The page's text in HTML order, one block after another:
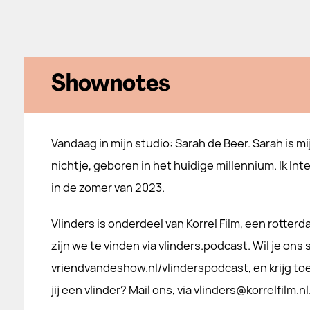
Shownotes
Vandaag in mijn studio: Sarah de Beer. Sarah is
nichtje, geboren in het huidige millennium. Ik
in de zomer van 2023.
Vlinders is onderdeel van Korrel Film, een
zijn we te vinden via vlinders.podcast. Wil je ons
vriendvandeshow.nl/vlinderspodcast, en krijg
jij een vlinder? Mail ons, via vlinders@korrelfilm.nl.